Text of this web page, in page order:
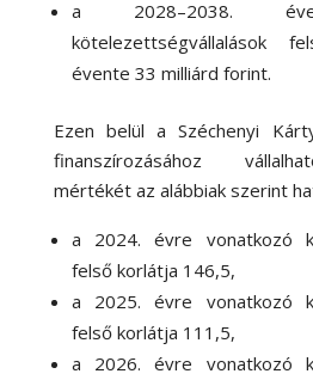
a 2028–2038.
kötelezettségvállalások
évente 33 milliárd forint.
Ezen belül a Széchenyi
finanszírozásához
mértékét az alábbiak szerint
a 2024. évre vonatkozó
felső korlátja 146,5,
a 2025. évre vonatkozó
felső korlátja 111,5,
a 2026. évre vonatkozó